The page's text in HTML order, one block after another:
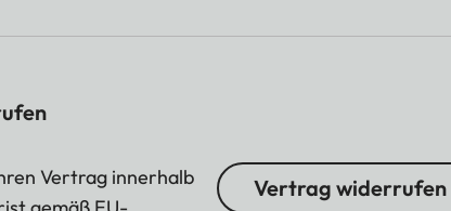
Vertrag innerhalb
Vertrag widerrufen